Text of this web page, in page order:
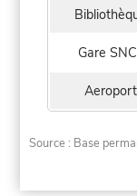
Gare
Aeroport
Source : Base